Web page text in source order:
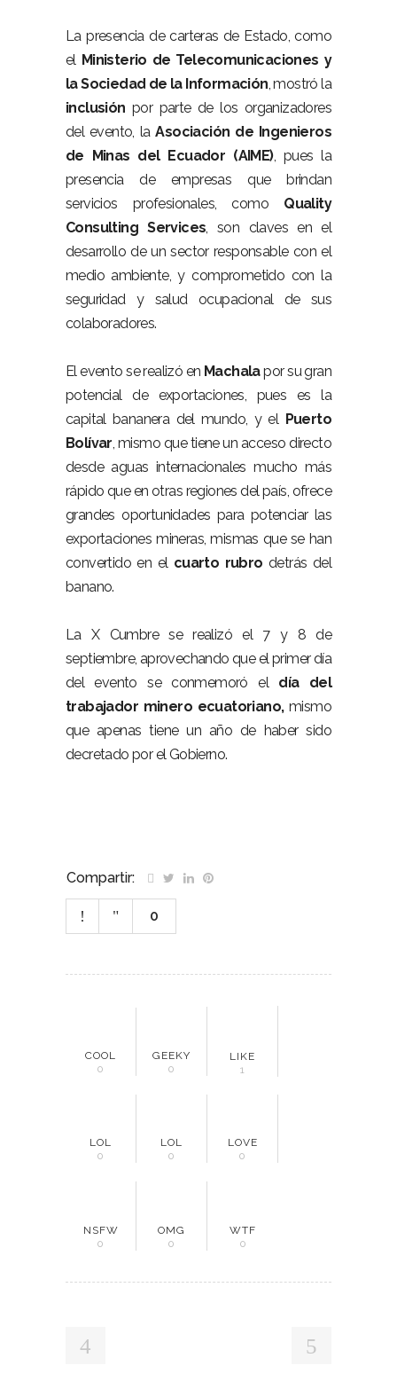
La presencia de carteras de Estado, como
el Ministerio de Telecomunicaciones y
la Sociedad de la Información, mostró la
inclusión por parte de los organizadores
del evento, laAsociación de Ingenieros
de Minas del Ecuador (AIME), pues la
presencia de empresas que brindan
servicios profesionales, como Quality
Consulting Services, son claves en el
desarrollo de un sector responsable con el
medio ambiente, y comprometido con la
seguridad y salud ocupacional de sus
colaboradores.
El evento se realizó en Machalapor su gran
potencial de exportaciones, pues es la
capital bananera del mundo, y el Puerto
Bolívar, mismo que tiene un acceso directo
desde aguas internacionales mucho más
rápido que en otras regiones del país, ofrece
grandes oportunidades para potenciar las
exportaciones mineras, mismas que se han
convertido en el cuarto rubro detrás del
banano.
La X Cumbre se realizó el 7 y 8 de
septiembre, aprovechando que el primer día
del evento se conmemoró el día del
trabajador minero ecuatoriano,mismo
que apenas tiene un año de haber sido
decretado por el Gobierno.
Compartir:
0
COOL
0
GEEKY
0
LIKE
1
LOL
0
LOL
0
LOVE
0
NSFW
0
OMG
0
WTF
0